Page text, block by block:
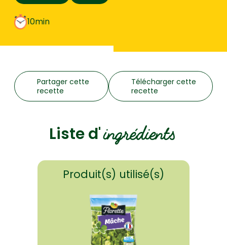
10min
Partager cette
recette
Télécharger cette
recette
Liste d'ingrédients
Produit(s) utilisé(s)